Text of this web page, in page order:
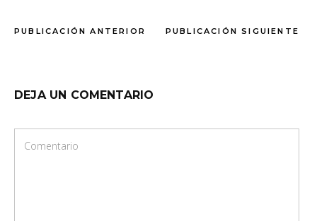
PUBLICACIÓN ANTERIOR PUBLICACIÓN SIGUIENTE
DEJA UN COMENTARIO